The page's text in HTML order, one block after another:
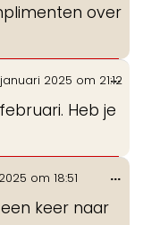
over
2025 om 21:12
Heb je
...
om 18:51
keer naar
...